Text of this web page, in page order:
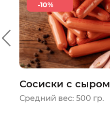
-10%
Сосиски с сыром
Средний вес: 500 гр.